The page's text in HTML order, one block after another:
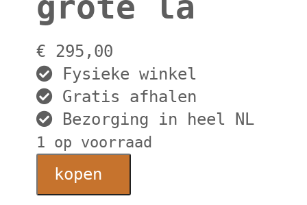
€ 295,00
Fysieke winkel
Gratis afhalen
Bezorging in heel NL
1 op voorraad
Brocante
tafel
kopen